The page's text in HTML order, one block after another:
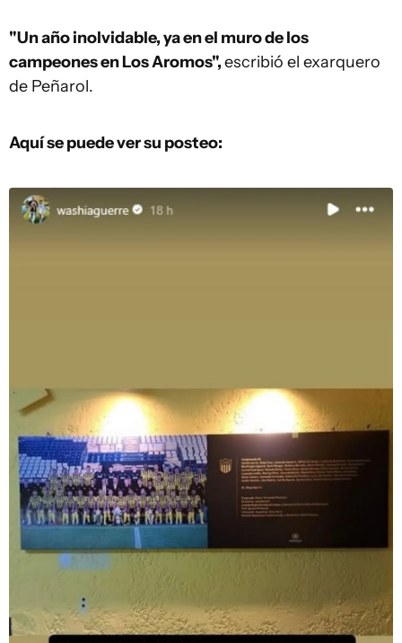
"Un año inolvidable, ya en el muro de los
campeones en Los Aromos",escribió el exarquero
de Peñarol.
Aquí se puede ver su posteo: